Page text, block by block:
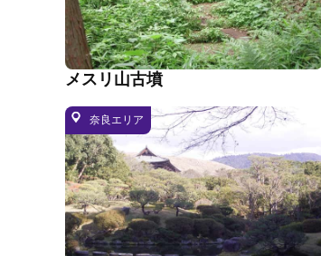
メスリ山古墳
奈良エリア